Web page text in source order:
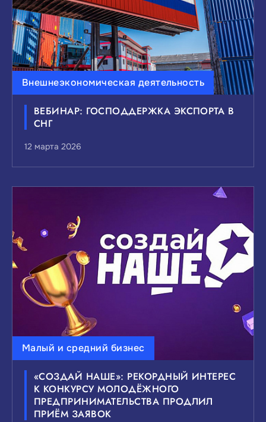
Внешнеэкономическая деятельность
ВЕБИНАР: ГОСПОДДЕРЖКА ЭКСПОРТА В
СНГ
12 марта 2026
Малый и средний бизнес
«СОЗДАЙ НАШЕ»: РЕКОРДНЫЙ ИНТЕРЕС
К КОНКУРСУ МОЛОДЁЖНОГО
ПРЕДПРИНИМАТЕЛЬСТВА ПРОДЛИЛ
ПРИЁМ ЗАЯВОК